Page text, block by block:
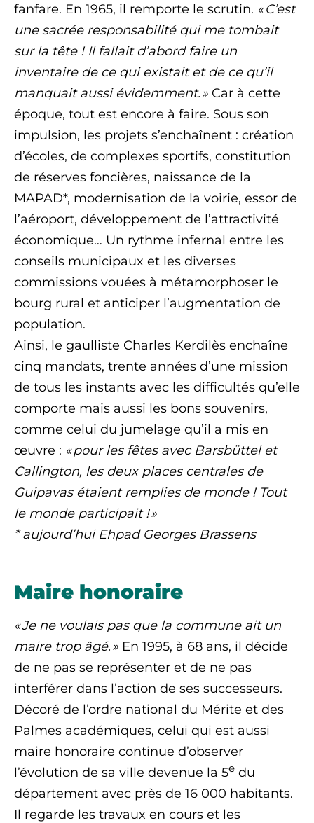
fanfare. En 1965, il remporte le scrutin. « C’est
une sacrée responsabilité qui me tombait
sur la tête ! Il fallait d’abord faire un
inventaire de ce qui existait et de ce qu’il
manquait aussi évidemment. » Car à cette
époque, tout est encore à faire. Sous son
impulsion, les projets s’enchaînent : création
d’écoles, de complexes sportifs, constitution
de réserves foncières, naissance de la
MAPAD*, modernisation de la voirie, essor de
l’aéroport, développement de l’attractivité
économique… Un rythme infernal entre les
conseils municipaux et les diverses
commissions vouées à métamorphoser le
bourg rural et anticiper l’augmentation de
population.
Ainsi, le gaulliste Charles Kerdilès enchaîne
cinq mandats, trente années d’une mission
de tous les instants avec les difficultés qu’elle
comporte mais aussi les bons souvenirs,
comme celui du jumelage qu’il a mis en
œuvre : « pour les fêtes avec Barsbüttel et
Callington, les deux places centrales de
Guipavas étaient remplies de monde ! Tout
le monde participait ! »
* aujourd’hui Ehpad Georges Brassens
Maire honoraire
« Je ne voulais pas que la commune ait un
maire trop âgé. » En 1995, à 68 ans, il décide
de ne pas se représenter et de ne pas
interférer dans l’action de ses successeurs.
Décoré de l’ordre national du Mérite et des
Palmes académiques, celui qui est aussi
maire honoraire continue d’observer
l’évolution de sa ville devenue la 5e du
département avec près de 16 000 habitants.
Il regarde les travaux en cours et les